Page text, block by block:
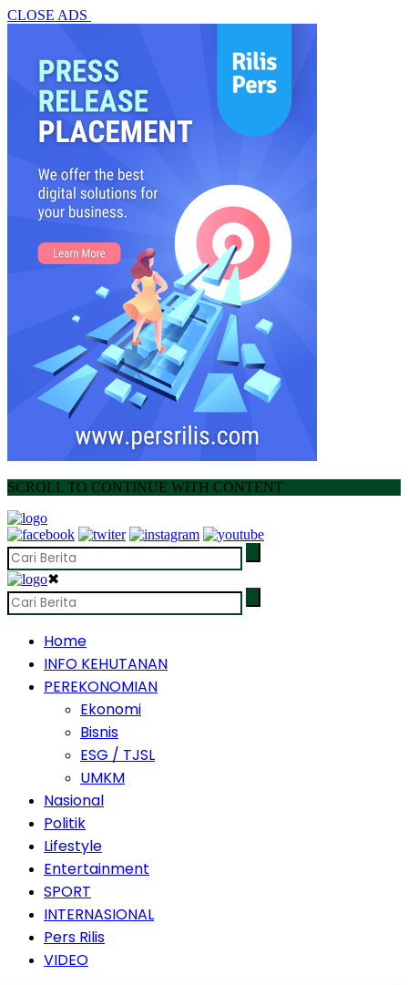
CLOSE ADS
SCROLL TO CONTINUE WITH CONTENT
✖
Home
INFO KEHUTANAN
PEREKONOMIAN
Ekonomi
Bisnis
ESG / TJSL
UMKM
Nasional
Politik
Lifestyle
Entertainment
SPORT
INTERNASIONAL
Pers Rilis
VIDEO